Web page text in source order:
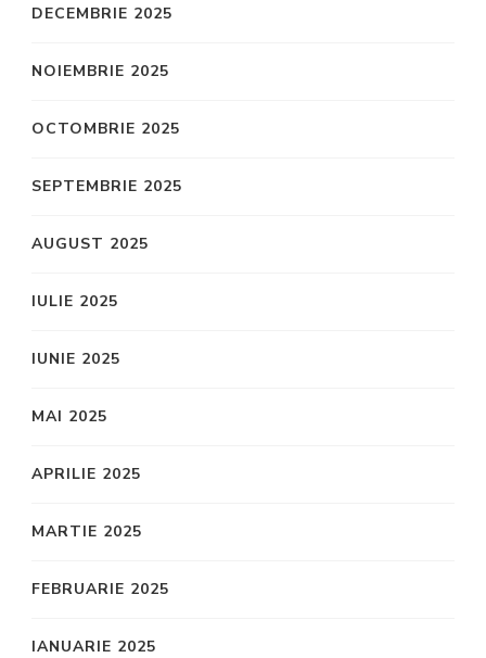
DECEMBRIE 2025
NOIEMBRIE 2025
OCTOMBRIE 2025
SEPTEMBRIE 2025
AUGUST 2025
IULIE 2025
IUNIE 2025
MAI 2025
APRILIE 2025
MARTIE 2025
FEBRUARIE 2025
IANUARIE 2025